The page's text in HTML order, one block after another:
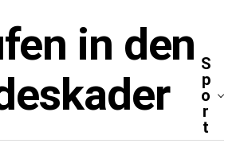
S
p
o
r
t
in den